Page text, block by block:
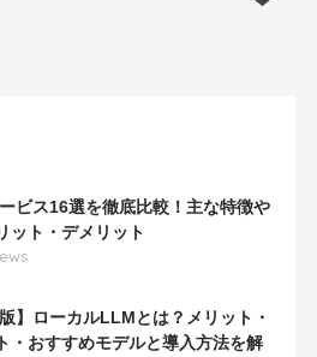
ビス16選を徹底比較！主な特徴や
ット・デメリット
版】ローカルLLMとは？メリット・
・おすすめモデルと導入方法を解